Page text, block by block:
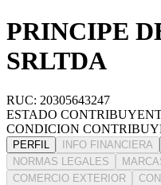
PRINCIPE
SRLTDA
RUC: 20305643247
ESTADO
CONDICION
PERFIL INFO FINANCIERA
NORMAS LEGALES
COMERCIO EXTERIOR